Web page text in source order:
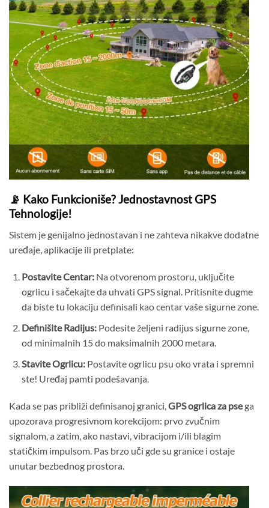
📡 Kako Funkcioniše? Jednostavnost GPS
Tehnologije!
Sistem je genijalno jednostavan i ne zahteva nikakve dodatne
uređaje, aplikacije ili pretplate:
Postavite Centar:Na otvorenom prostoru, uključite
ogrlicu i sačekajte da uhvati GPS signal. Pritisnite dugme
da biste tu lokaciju definisali kao centar vaše sigurne zone.
Definišite Radijus:Podesite željeni radijus sigurne zone,
od minimalnih 15 do maksimalnih 2000 metara.
Stavite Ogrlicu:Postavite ogrlicu psu oko vrata i spremni
ste! Uređaj pamti podešavanja.
Kada se pas približi definisanoj granici,GPS ogrlica za psega
upozorava progresivnom korekcijom: prvo zvučnim
signalom, a zatim, ako nastavi, vibracijom i/ili blagim
statičkim impulsom. Pas brzo uči gde su granice i ostaje
unutar bezbednog prostora.